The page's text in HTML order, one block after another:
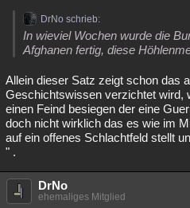
DrNo schrieb:
In wieviel Wochen wurde die
Afghanen fertig, diese
Allein dieser Satz zeigt schon das
Geschichtswissen verzichtet wird,
einen Feind besiegen der eine
doch nicht wirklich das es wie im
auf ein offenes Schlachtfeld stellt
" .
DrNo
ehemaliges Mitglied